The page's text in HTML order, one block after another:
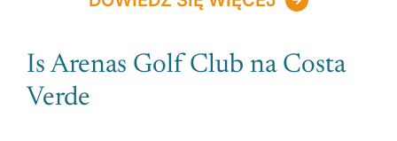
Is Arenas Golf Club na Costa
Verde